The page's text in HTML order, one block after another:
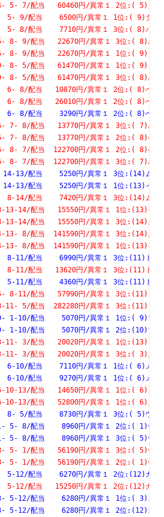
4- 5- 7/配当   60460円/異常１ 2
：　 5- 9/配当    6500円/異常１ 1
：　 5- 8/配当    7710円/異常１ 3
5- 8- 9/配当   22670円/異常１ 3
5- 8- 9/配当   22670円/異常１ 1
9- 8- 5/配当   61470円/異常１ 1
9- 8- 5/配当   61470円/異常１ 3
]：　 6- 8/配当   10870円/異常
]：　 6- 8/配当   26010円/異常
]：　 6- 8/配当    3290円/異常
]: 6- 7- 8/配当   13770円/異常１ 3
]: 6- 7- 8/配当   13770円/異常
]: 6- 8- 7/配当  122700円/異常
]: 6- 8- 7/配当  122700円/異常１
]：　14-13/配当    5250円/
]：　14-13/配当    5250円/異常
]：　 8-14/配当    7420円/
]: 8-13-14/配当   15550円/異常
]: 8-13-14/配当   15550円/
]:14-13- 8/配当  141590円/
]:14-13- 8/配当  141590円/異常
　 8-11/配当    6990円/異常１ 3位
　 8-11/配当   13620円/異常１ 3位
　 5-11/配当    4360円/異常１ 3位
5- 8-11/配当   57990円/異常１ 3位
8-11- 5/配当  282280円/異常１ 3位
]: 9- 1-10/配当    5070円/異
9- 1-10/配当    5070円/異常１ 2
11- 3/配当   20020円/異常１ 1位:(13)ヒ
11- 3/配当   20020円/異常１ 3位:( 3)ス
6-10/配当    7110円/異常１ 1位:( 6)メン
6-10/配当    9270円/異常１ 1位:( 6)メン
10-13/配当   14650円/異常１ 1位:( 6)メン
10-13/配当   52800円/異常１ 1位:( 6)メン
8- 5/配当    8730円/異常１ 3位:( 5)ウイン
5- 8/配当    8960円/異常１ 2位:( 1)ヴァト
5- 8/配当    8960円/異常１ 3位:( 5)ウイン
5- 1/配当   56190円/異常１ 3位:( 5)ウイン
5- 1/配当   56190円/異常１ 2位:( 1)ヴァト
5-12/配当    6270円/異常１ 2位:(12)カフ
5-12/配当   15250円/異常１ 2位:(12)カフ
5-12/配当    6280円/異常１ 1位:( 3)メイ
5-12/配当    6280円/異常１ 2位:(12)カフ